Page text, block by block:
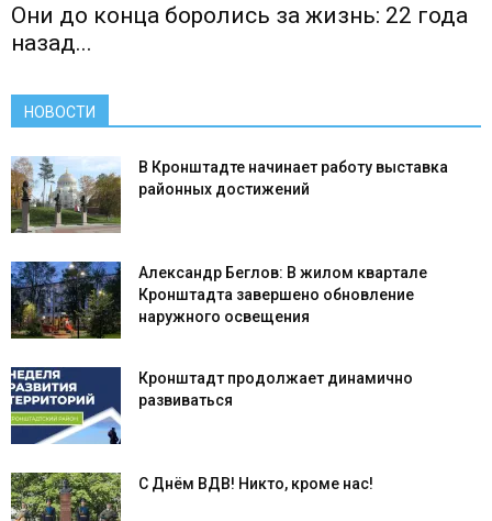
Они до конца боролись за жизнь: 22 года
назад...
НОВОСТИ
В Кронштадте начинает работу выставка
районных достижений
Александр Беглов: В жилом квартале
Кронштадта завершено обновление
наружного освещения
Кронштадт продолжает динамично
развиваться
С Днём ВДВ! Никто, кроме нас!